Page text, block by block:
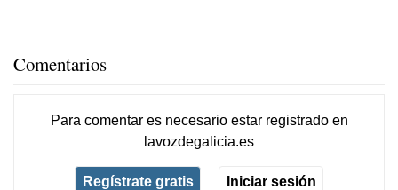
Comentarios
Para comentar es necesario estar registradoen
lavozdegalicia.es
Regístrate gratis Iniciar sesión